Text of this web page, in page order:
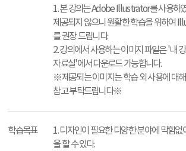
1. 본 강의는 Adobe Illustrator를 사용하
제공되지 않으니 원활한 학습을 위하여
를 권장 드립니다.
2. 강의에서 사용하는 이미지 파일은 '내
자료실'에서 다운로드 가능합니다.
※제공되는 이미지는 학습 외 사용에 대
참고 부탁드립니다※
학습목표
1. 디자인이 필요한 다양한 분야에 막힘없
을 할 수 있다.